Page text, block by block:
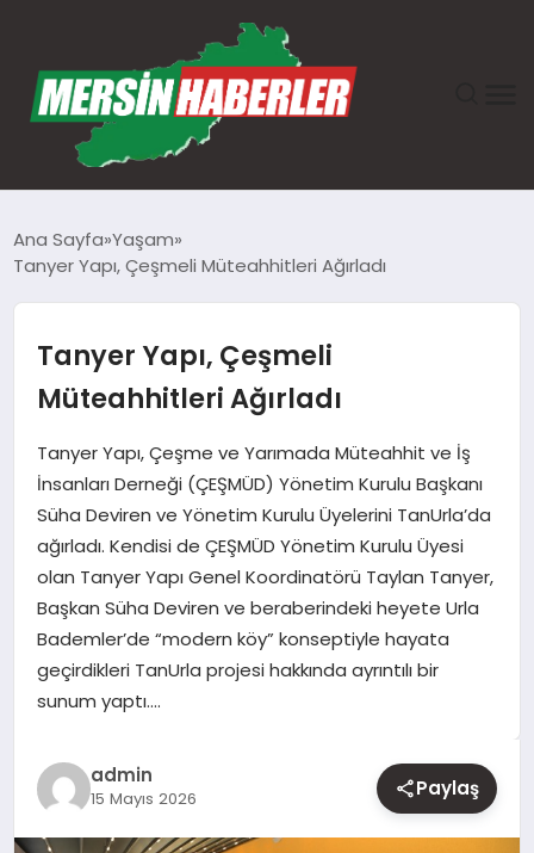
GÜNDEM
EKONOMI
SAĞLIK
TEKNOLOJI
Ana Sayfa Yaşam
Tanyer Yapı, Çeşmeli Müteahhitleri Ağırladı
Tanyer Yapı, Çeşmeli
Müteahhitleri Ağırladı
Tanyer Yapı, Çeşme ve Yarımada Müteahhit ve İş
İnsanları Derneği (ÇEŞMÜD) Yönetim Kurulu Başkanı
Süha Deviren ve Yönetim Kurulu Üyelerini TanUrla’da
ağırladı. Kendisi de ÇEŞMÜD Yönetim Kurulu Üyesi
olan Tanyer Yapı Genel Koordinatörü Taylan Tanyer,
Başkan Süha Deviren ve beraberindeki heyete Urla
Bademler’de “modern köy” konseptiyle hayata
geçirdikleri TanUrla projesi hakkında ayrıntılı bir
sunum yaptı….
admin
15 Mayıs 2026 Paylaş